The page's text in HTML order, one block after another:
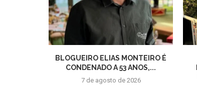
BLOGUEIRO ELIAS MONTEIRO É
CONDENADO A 53 ANOS,...
7 de agosto de 2026